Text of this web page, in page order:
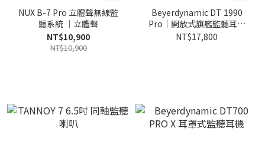
NUX B-7 Pro 立體聲無線監
聽系統 ｜立體聲
NT$10,900
NT$10,900
Beyerdynamic DT 1990
Pro｜開放式旗艦監聽耳機
Tesla 2.0
NT$17,800